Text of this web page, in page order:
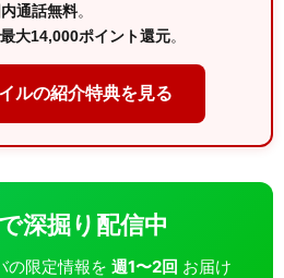
内通話無料。
大14,000ポイント還元。
ルの紹介特典を見る
深掘り配信中
の限定情報を 週1〜2回 お届け